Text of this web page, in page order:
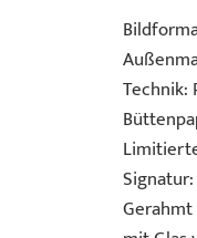
Technik: